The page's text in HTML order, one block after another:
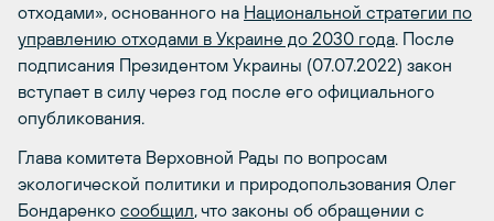
отходами», основанного на Национальной стратегии по
управлению отходами в Украине до 2030 года. После
подписания Президентом Украины (07.07.2022) закон
вступает в силу через год после его официального
опубликования.
Глава комитета Верховной Рады по вопросам
экологической политики и природопользования Олег
Бондаренко сообщил, что законы об обращении с